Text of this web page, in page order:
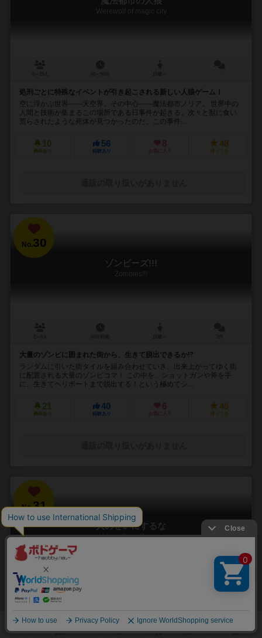
Werewolf of magic city
処刑ごとに特殊なイベントが引き起こされる新しい人狼ゲーム！
空に浮かぶ世界――天空界。その中心――魔法都市ノリア。 世界中の
人間と技術が集まるこの場所である日事件が起きる。次々と獣に食い
荒らされたような死体が見つかったのだ。この事件...
10
興味あり
56
経験あり
8
お気に入り
48
持ってる
No.30
ゾンビーズ!!!
Zombies!!!
大量のゾンビに囲まれた街から、生きて脱出できるか⁉︎
ランダムに引いた街タイルを組み合わせていき、出来上がってゆく街
に配置される大量のゾンビコマ！ この中を、ショットガンや斧を手
に、生きてヘリポートまで脱出する！という極めてシ...
21
興味あり
40
経験あり
6
お気に入り
49
持ってる
No.31
人のせいにするな
Hitono Seini Suruna
3～5人
責任をなすりつけろ！
「お前がやったんだろ！！」 やった覚えのないミスや罪を押し付けら